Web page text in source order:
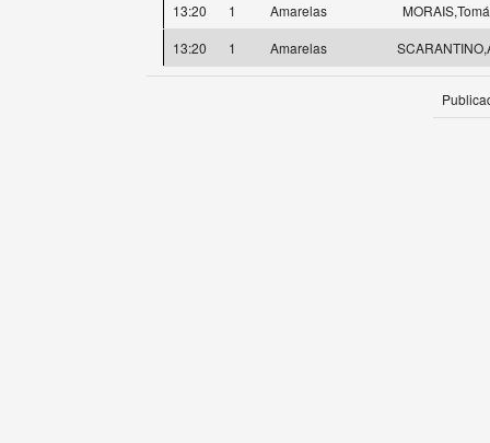
13:20
1 Amarelas
13:20
1 Amarelas